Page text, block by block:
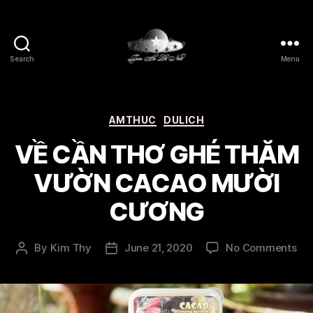
Search
Nhat
Menu
Categories
AMTHUC DULICH
VỀ CẦN THƠ GHÉ THĂM
VƯỜN CACAO MƯỜI
CƯƠNG
Post
By Kim Thy
PostJune 21, 2020 No Commentson